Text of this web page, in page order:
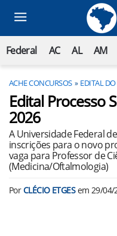
Federal AC AL AM
ACHE CONCURSOS EDITAL
Edital Processo
2026
A Universidade Federal
inscrições para o novo
vaga para Professor de
(Medicina/Oftalmologia)
PorCLÉCIO ETGESem 29/04/